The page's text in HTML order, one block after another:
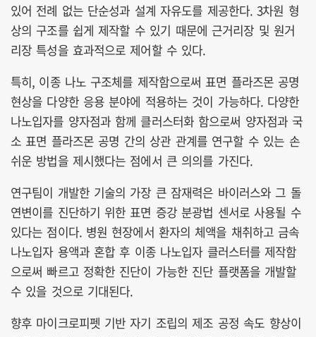
있어 전례 없는 단순성과 설계 자유도를 제공한다. 3차원 형
상의 구조를 쉽게 제작할 수 있기 때문에 근거리장 및 원거
리장 특성을 효과적으로 제어할 수 있다.
특히, 이종 나노 구조체를 제작함으로써 표면 플라즈몬 공명
현상을 다양한 응용 분야에 적용하는 것이 가능하다. 다양한
나노입자를 양자점과 함께 클러스터화 함으로써 양자점과 국
소 표면 플라즈몬 공명 간의 상관 관계를 연구할 수 있는 손
쉬운 방법을 제시했다는 점에서 큰 의의를 가진다.
연구팀이 개발한 기술의 가장 큰 잠재력은 바이러스와 그 돌
연변이를 진단하기 위한 표면 증강 분광법 센서로 사용될 수
있다는 점이다. 병원 현장에서 환자의 체액을 채취하고 금속
나노입자 용액과 혼합 후 이종 나노입자 클러스터를 제작함
으로써 빠르고 정확한 진단이 가능한 진단 플랫폼을 개발할
수 있을 것으로 기대된다.
향후 마이크로피펫 기반 자기 조립의 제조 공정 속도 향상이